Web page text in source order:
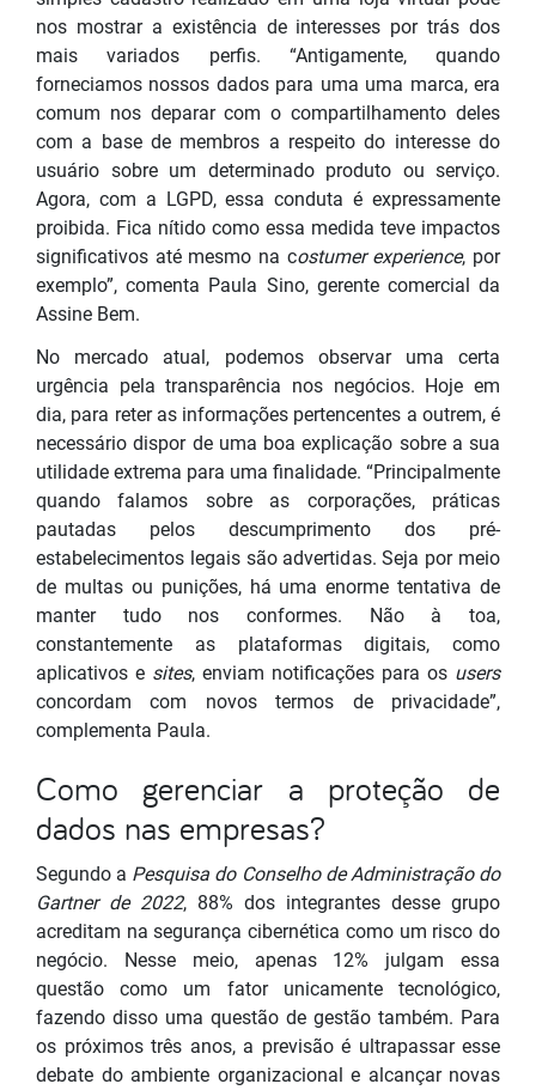
nos mostrar a existência de interesses por trás dos
mais variados perfis. “Antigamente, quando
forneciamos nossos dados para uma uma marca, era
comum nos deparar com o compartilhamento deles
com a base de membros a respeito do interesse do
usuário sobre um determinado produto ou serviço.
Agora, com a LGPD, essa conduta é expressamente
proibida. Fica nítido como essa medida teve impactos
significativos até mesmo na costumer experience, por
exemplo”, comenta Paula Sino, gerente comercial da
Assine Bem.
No mercado atual, podemos observar uma certa
urgência pela transparência nos negócios. Hoje em
dia, para reter as informações pertencentes a outrem, é
necessário dispor de uma boa explicação sobre a sua
utilidade extrema para uma finalidade. “Principalmente
quando falamos sobre as corporações, práticas
pautadas pelos descumprimento dos pré-
estabelecimentos legais são advertidas. Seja por meio
de multas ou punições, há uma enorme tentativa de
manter tudo nos conformes. Não à toa,
constantemente as plataformas digitais, como
aplicativos e sites, enviam notificações para os users
concordam com novos termos de privacidade”,
complementa Paula.
Como gerenciar a proteção de
dados nas empresas?
Segundo a Pesquisa do Conselho de Administração do
Gartner de 2022, 88% dos integrantes desse grupo
acreditam na segurança cibernética como um risco do
negócio. Nesse meio, apenas 12% julgam essa
questão como um fator unicamente tecnológico,
fazendo disso uma questão de gestão também. Para
os próximos três anos, a previsão é ultrapassar esse
debate do ambiente organizacional e alcançar novas